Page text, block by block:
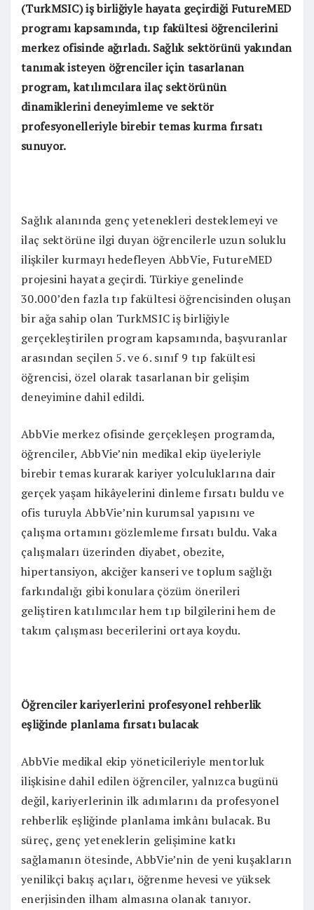
(TurkMSIC) iş birliğiyle hayata geçirdiği FutureMED
programı kapsamında, tıp fakültesi öğrencilerini
merkez ofisinde ağırladı. Sağlık sektörünü yakından
tanımak isteyen öğrenciler için tasarlanan
program, katılımcılara ilaç sektörünün
dinamiklerini deneyimleme ve sektör
profesyonelleriyle birebir temas kurma fırsatı
sunuyor.
Sağlık alanında genç yetenekleri desteklemeyi ve
ilaç sektörüne ilgi duyan öğrencilerle uzun soluklu
ilişkiler kurmayı hedefleyen AbbVie, FutureMED
projesini hayata geçirdi. Türkiye genelinde
30.000’den fazla tıp fakültesi öğrencisinden oluşan
bir ağa sahip olan TurkMSIC iş birliğiyle
gerçekleştirilen program kapsamında, başvuranlar
arasından seçilen 5. ve 6. sınıf 9 tıp fakültesi
öğrencisi, özel olarak tasarlanan bir gelişim
deneyimine dahil edildi.
AbbVie merkez ofisinde gerçekleşen programda,
öğrenciler, AbbVie’nin medikal ekip üyeleriyle
birebir temas kurarak kariyer yolculuklarına dair
gerçek yaşam hikâyelerini dinleme fırsatı buldu ve
ofis turuyla AbbVie’nin kurumsal yapısını ve
çalışma ortamını gözlemleme fırsatı buldu. Vaka
çalışmaları üzerinden diyabet, obezite,
hipertansiyon, akciğer kanseri ve toplum sağlığı
farkındalığı gibi konulara çözüm önerileri
geliştiren katılımcılar hem tıp bilgilerini hem de
takım çalışması becerilerini ortaya koydu.
Öğrenciler kariyerlerini profesyonel rehberlik
eşliğinde planlama fırsatı bulacak
AbbVie medikal ekip yöneticileriyle mentorluk
ilişkisine dahil edilen öğrenciler, yalnızca bugünü
değil, kariyerlerinin ilk adımlarını da profesyonel
rehberlik eşliğinde planlama imkânı bulacak. Bu
süreç, genç yeteneklerin gelişimine katkı
sağlamanın ötesinde, AbbVie’nin de yeni kuşakların
yenilikçi bakış açıları, öğrenme hevesi ve yüksek
enerjisinden ilham almasına olanak tanıyor.